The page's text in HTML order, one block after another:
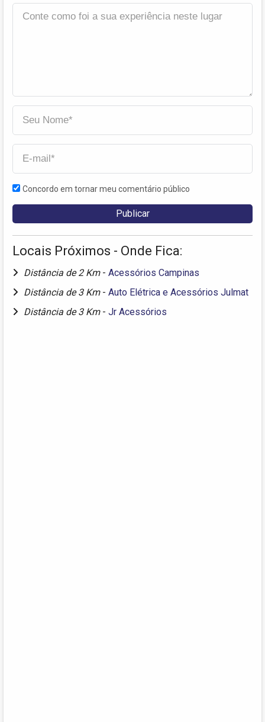
Concordo em tornar meu comentário público
Locais Próximos - Onde Fica:
Distância de 2 Km - Acessórios Campinas
Distância de 3 Km - Auto Elétrica e Acessórios Julmat
Distância de 3 Km - Jr Acessórios